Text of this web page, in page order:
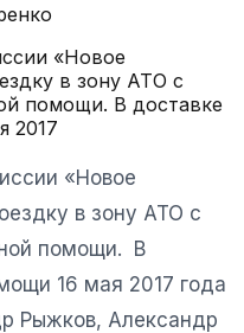
«Новое
в зону АТО с
помощи. В доставке
2017
«Новое
в зону АТО с
помощи. В
16 мая 2017 года
Рыжков, Александр